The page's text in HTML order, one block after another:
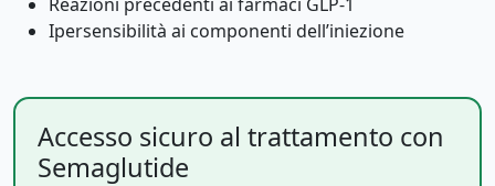
Ipersensibilità ai componenti dell’iniezione
Accesso sicuro al trattamento con
Semaglutide